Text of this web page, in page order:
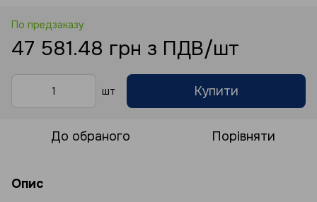
По предзаказу
47 581.48 грн з ПДВ/шт
шт Купити
До обраного Порівняти
Опис